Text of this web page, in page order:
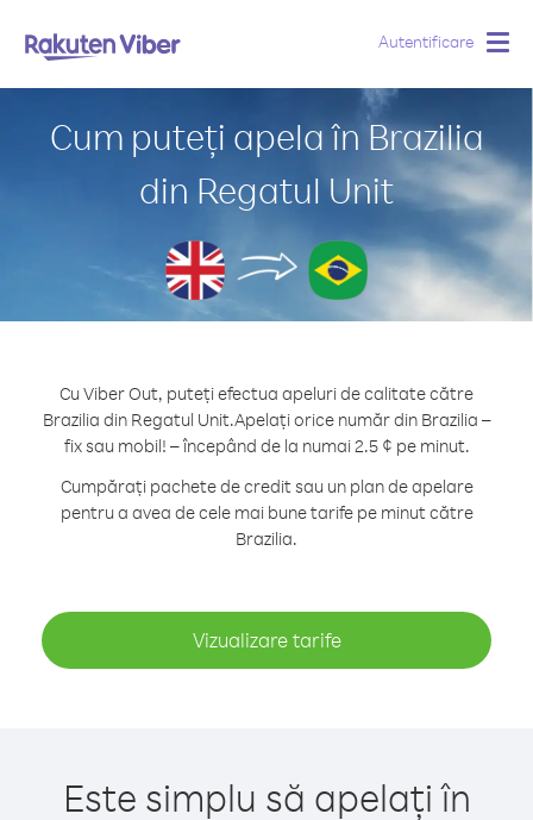
Autentificare
Cum puteți apela în Brazilia
din Regatul Unit
Cu Viber Out, puteți efectua apeluri de calitate către
Brazilia din Regatul Unit.Apelați orice număr din Brazilia –
fix sau mobil! – începând de la numai 2.5 ¢ pe minut.
Cumpărați pachete de credit sau un plan de apelare
pentru a avea de cele mai bune tarife pe minut către
Brazilia.
Vizualizare tarife
Este simplu să apelați în